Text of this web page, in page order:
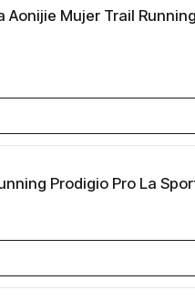
Aonijie Mujer Trail
Prodigio Pro La